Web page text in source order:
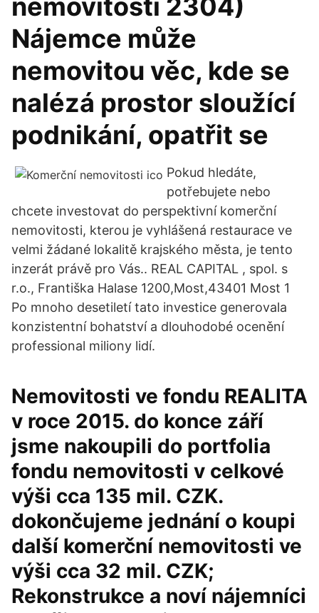
nemovitosti 2304)
Nájemce může
nemovitou věc, kde se
nalézá prostor sloužící
podnikání, opatřit se
Pokud hledáte,
potřebujete nebo
chcete investovat do perspektivní komerční
nemovitosti, kterou je vyhlášená restaurace ve
velmi žádané lokalitě krajského města, je tento
inzerát právě pro Vás.. REAL CAPITAL , spol. s
r.o., Františka Halase 1200,Most,43401 Most 1
Po mnoho desetiletí tato investice generovala
konzistentní bohatství a dlouhodobé ocenění
professional miliony lidí.
Nemovitosti ve fondu REALITA
v roce 2015. do konce září
jsme nakoupili do portfolia
fondu nemovitosti v celkové
výši cca 135 mil. CZK.
dokončujeme jednání o koupi
další komerční nemovitosti ve
výši cca 32 mil. CZK;
Rekonstrukce a noví nájemníci